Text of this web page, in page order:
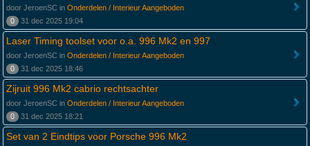
door JeroenSC in Onderdelen / Interieur Aangeboden
0
31 dec 2025 19:04
Laser Timing toolset voor o.a. 996 Mk2 en 997
door JeroenSC in Onderdelen / Interieur Aangeboden
0
31 dec 2025 18:46
Zijruit 996 Mk2 cabrio rechtsachter
door JeroenSC in Onderdelen / Interieur Aangeboden
0
31 dec 2025 18:21
Set van 2 Eindtips voor Porsche 996 Mk2